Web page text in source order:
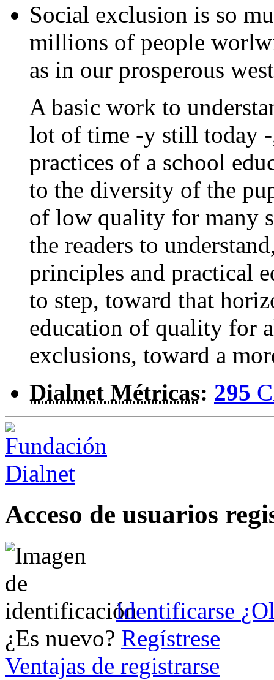
Social exclusion is so
millions of people
as in our prosperous
A basic work to
lot of time -y still today
practices of a school
to the diversity of the
of low quality for many
the readers to
principles and practical
to step, toward that
education of quality for
exclusions, toward a
Dialnet Métricas: 295
Acceso de usuarios
Identificarse
¿Es nuevo? Regístrese
Ventajas de registrarse